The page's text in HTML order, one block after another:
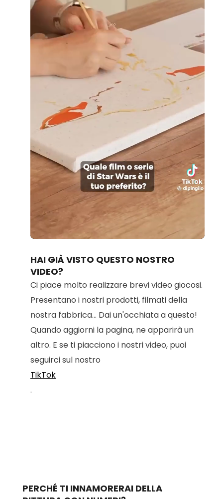
HAI GIÀ VISTO QUESTO NOSTRO
VIDEO?
Ci piace molto realizzare brevi video giocosi.
Presentano i nostri prodotti, filmati della
nostra fabbrica... Dai un'occhiata a questo!
Quando aggiorni la pagina, ne apparirà un
altro. E se ti piacciono i nostri video, puoi
seguirci sul nostro
TikTok
.
PERCHÉ TI INNAMORERAI DELLA